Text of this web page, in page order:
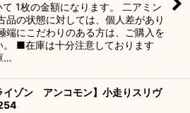
1枚の金額になります。 二アミン
品の状態に対しては、個人差があり
端にこだわりのある方は、ご購入を
。 ■在庫は十分注意しております
…
イゾン アンコモン】小走りスリヴ